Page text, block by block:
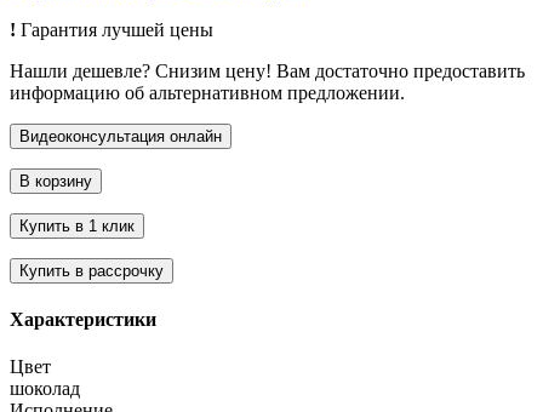
! Гарантия лучшей цены
Нашли дешевле? Снизим цену! Вам достаточно предоставить
информацию об альтернативном предложении.
Характеристики
Цвет
шоколад